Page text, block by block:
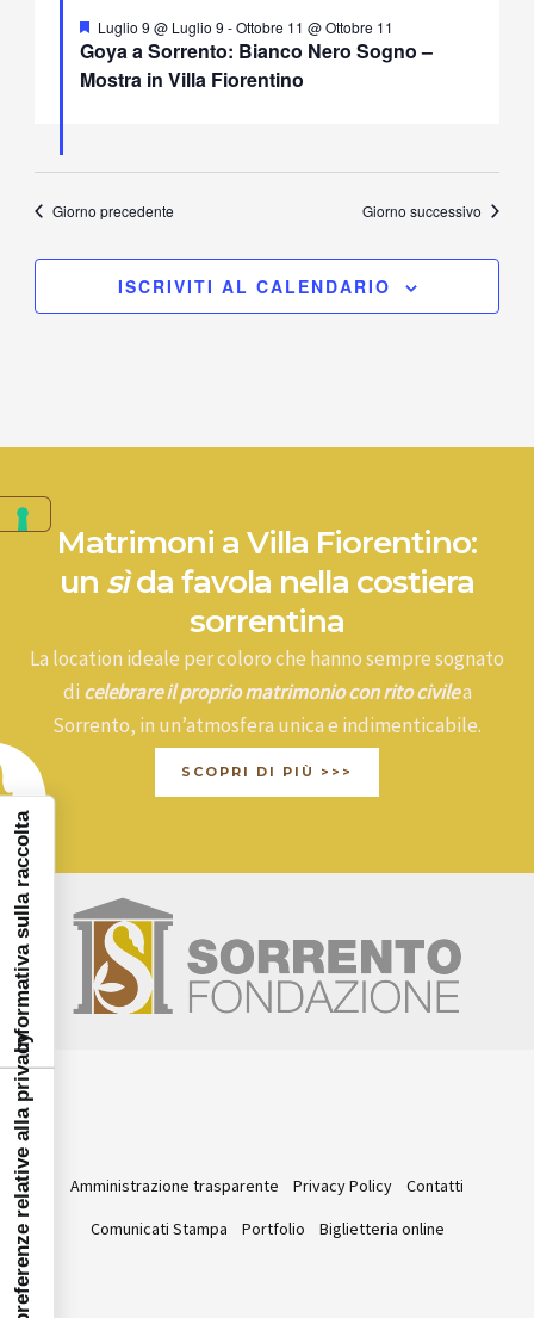
Goya a Sorrento: Bianco Nero Sogno –
Mostra in Villa Fiorentino
Segnalati
Luglio 9 @ Luglio 9 -Ottobre 11 @ Ottobre 11
Giorno precedente Giorno successivo
ISCRIVITI AL CALENDARIO
Matrimoni a Villa Fiorentino:
un sìda favola nella costiera
sorrentina
La location ideale per coloro che hanno sempre sognato
di celebrare il proprio matrimonio con rito civilea
Sorrento, in un’atmosfera unica e indimenticabile.
SCOPRI DI PIÙ >>>
Amministrazione trasparente Privacy Policy
Contatti
Comunicati Stampa
Portfolio Biglietteria online
Le tue preferenze relative alla privacy
Informativa sulla raccolta